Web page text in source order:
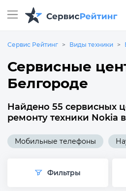
Сервис Рейтинг Виды техники
Сервисные
Белгороде
Найдено 55 сервисных
ремонту техники Nokia
Мобильные телефоны
Фильтры